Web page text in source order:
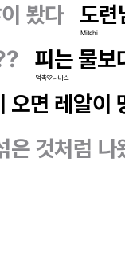
봤다 도련
Mitchi
피는 물보
덕축♡나바스
오면 레알이
은 것처럼 나